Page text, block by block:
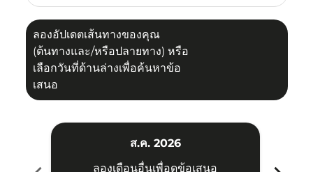
ลองอัปเดตเส้นทางของคุณ
(ต้นทางและ/หรือปลายทาง) หรือ
เลือกวันที่ด้านล่างเพื่อค้นหาข้อ
เสนอ
ส.ค. 2026
ลองเดือนอื่นเพื่อดูข้อเสนอ